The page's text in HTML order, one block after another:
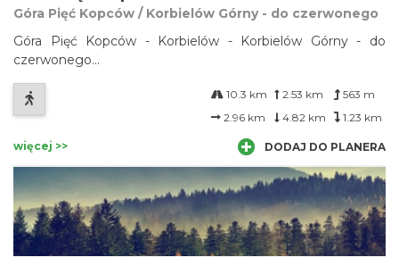
Góra Pięć Kopców / Korbielów Górny - do czerwonego
Góra Pięć Kopców - Korbielów - Korbielów Górny - do
czerwonego...
10.3 km 2.53 km
563 m
2.96 km
4.82 km 1.23 km
więcej >> DODAJ DO PLANERA